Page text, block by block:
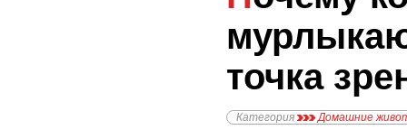
точка
Категория Домашние